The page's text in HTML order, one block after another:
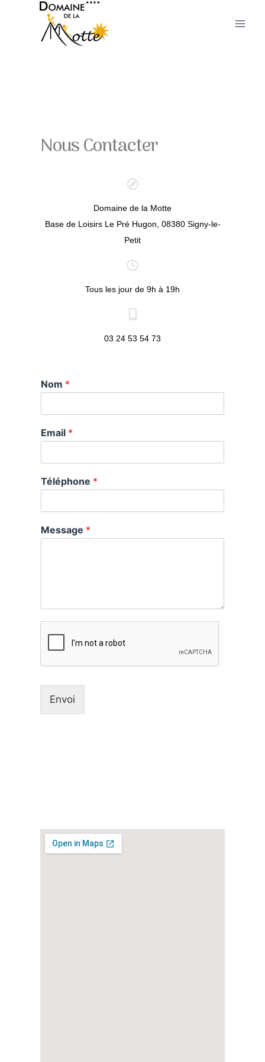
Nous Contacter
Domaine de la Motte
Base de Loisirs Le Pré Hugon, 08380 Signy-le-
Petit
Tous les jour de 9h à 19h
03 24 53 54 73
Nom *
Email *
Téléphone *
Message *
Envoi